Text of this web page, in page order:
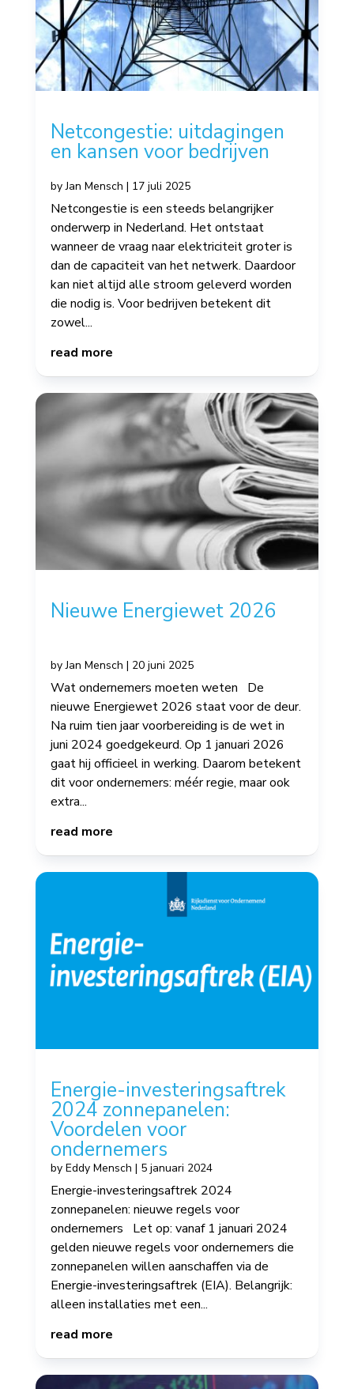
Netcongestie: uitdagingen
en kansen voor bedrijven
byJan Mensch | 17 juli 2025
Netcongestie is een steeds belangrijker
onderwerp in Nederland. Het ontstaat
wanneer de vraag naar elektriciteit groter is
dan de capaciteit van het netwerk. Daardoor
kan niet altijd alle stroom geleverd worden
die nodig is. Voor bedrijven betekent dit
zowel...
read more
Nieuwe Energiewet 2026
byJan Mensch | 20 juni 2025
Wat ondernemers moeten weten De
nieuwe Energiewet 2026 staat voor de deur.
Na ruim tien jaar voorbereiding is de wet in
juni 2024 goedgekeurd. Op 1 januari 2026
gaat hij officieel in werking. Daarom betekent
dit voor ondernemers: méér regie, maar ook
extra...
read more
Energie-investeringsaftrek
2024 zonnepanelen:
Voordelen voor
ondernemers
by Eddy Mensch | 5 januari 2024
Energie-investeringsaftrek 2024
zonnepanelen: nieuwe regels voor
ondernemers Let op: vanaf 1 januari 2024
gelden nieuwe regels voor ondernemers die
zonnepanelen willen aanschaffen via de
Energie-investeringsaftrek (EIA). Belangrijk:
alleen installaties met een...
read more